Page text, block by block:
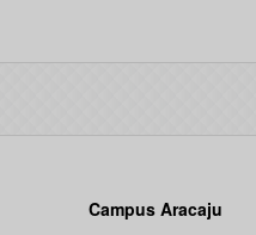
Campus Aracaju